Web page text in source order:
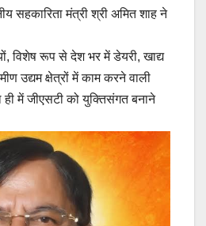
सहकारिता मंत्री श्री अमित शाह ने
विशेष रूप से देश भर में डेयरी, खाद्य
उद्यम क्षेत्रों में काम करने वाली
ही में जीएसटी को युक्तिसंगत बनाने